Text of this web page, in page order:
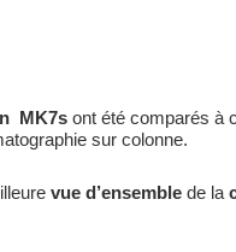
MK7s ont été comparés à
sur colonne.
vue d’ensemble de la